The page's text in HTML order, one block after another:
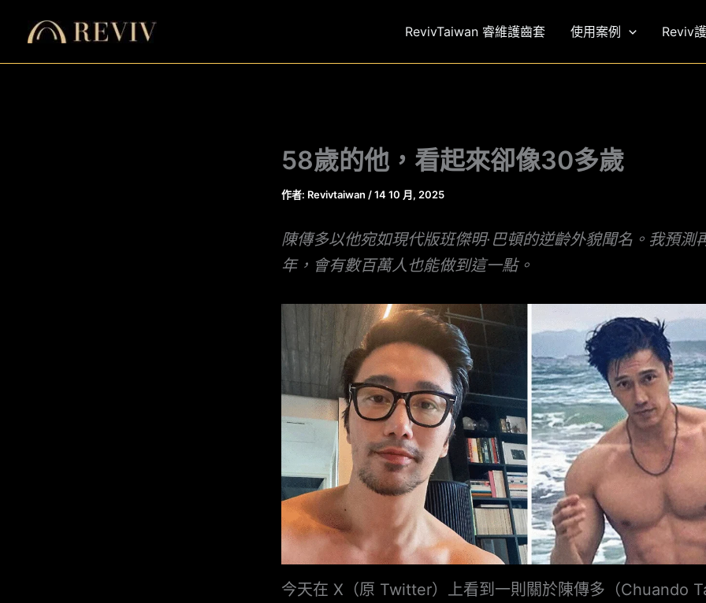
RevivTaiwan 睿維護齒套 使用案例 Reviv
58歲的他，看起來卻像30多歲
作者: Revivtaiwan /14 10 月, 2025
陳傳多以他宛如現代版班傑明·巴頓的逆齡外貌聞名。我預測
年，會有數百萬人也能做到這一點。
今天在 X（原 Twitter）上看到一則關於陳傳多（Chuando